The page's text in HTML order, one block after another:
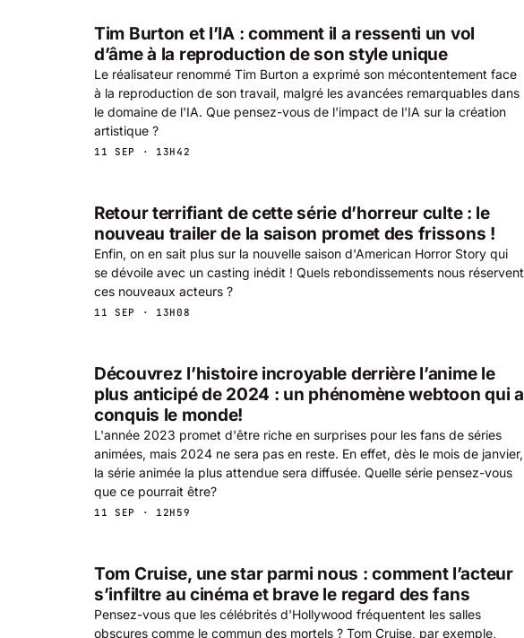
Tim Burton et l’IA : comment il a ressenti un vol
d’âme à la reproduction de son style unique
Le réalisateur renommé Tim Burton a exprimé son mécontentement face
à la reproduction de son travail, malgré les avancées remarquables dans
le domaine de l'IA. Que pensez-vous de l'impact de l'IA sur la création
artistique ?
11 SEP · 13H42
Retour terrifiant de cette série d’horreur culte : le
nouveau trailer de la saison promet des frissons !
Enfin, on en sait plus sur la nouvelle saison d'American Horror Story qui
se dévoile avec un casting inédit ! Quels rebondissements nous réservent
ces nouveaux acteurs ?
11 SEP · 13H08
Découvrez l’histoire incroyable derrière l’anime le
plus anticipé de 2024 : un phénomène webtoon qui a
conquis le monde!
L'année 2023 promet d'être riche en surprises pour les fans de séries
animées, mais 2024 ne sera pas en reste. En effet, dès le mois de janvier,
la série animée la plus attendue sera diffusée. Quelle série pensez-vous
que ce pourrait être?
11 SEP · 12H59
Tom Cruise, une star parmi nous : comment l’acteur
s’infiltre au cinéma et brave le regard des fans
Pensez-vous que les célébrités d'Hollywood fréquentent les salles
obscures comme le commun des mortels ? Tom Cruise, par exemple,